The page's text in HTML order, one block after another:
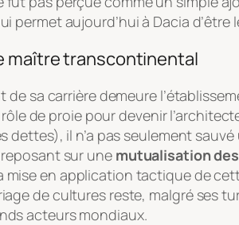
permet aujourd’hui à Dacia
maître transcontinental
sa carrière demeure
de proie pour devenir
dettes), il n’a pas seulement
sur une mutualisation
en application tactique de
de cultures reste, malgré ses
acteurs mondiaux.